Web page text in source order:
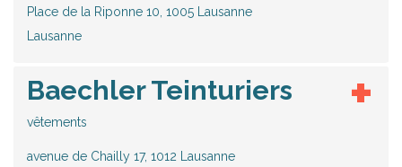
Place de la Riponne 10, 1005 Lausanne
Lausanne
Baechler Teinturiers
vêtements
avenue de Chailly 17, 1012 Lausanne